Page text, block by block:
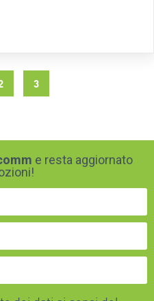
3
e resta aggiornato